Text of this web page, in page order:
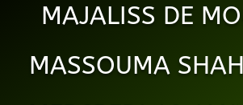
MAJALISS DE
MASSOUMA